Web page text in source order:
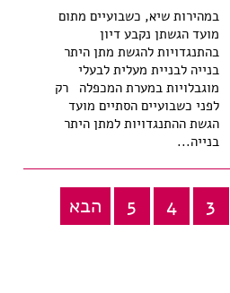
במהירות שיא, כשבועיים מתום
מועד הגשתן נקבע דיון
בהתנגדויות להגשת מתן היתר
בנייה לבניית מעלית לבעלי
מוגבלויות במערת המכפלה רק
לפני כשבועיים הסתיים מועד
הגשת ההתנגדויות למתן היתר
בנייה...
3
4
5 הבא